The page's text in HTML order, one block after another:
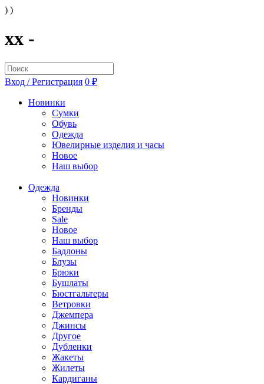
) )
xx -
Вход / Регистрация 0 ₽
Новинки
Сумки
Обувь
Одежда
Ювелирные изделия и часы
Новое
Наш выбор
Одежда
Новинки
Бренды
Sale
Новое
Наш выбор
Бадлоны
Блузы
Брюки
Бушлаты
Бюстгальтеры
Ветровки
Джемпера
Джинсы
Другое
Дубленки
Жакеты
Жилеты
Кардиганы